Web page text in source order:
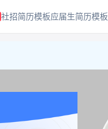
社招简历模板应届生简历模板